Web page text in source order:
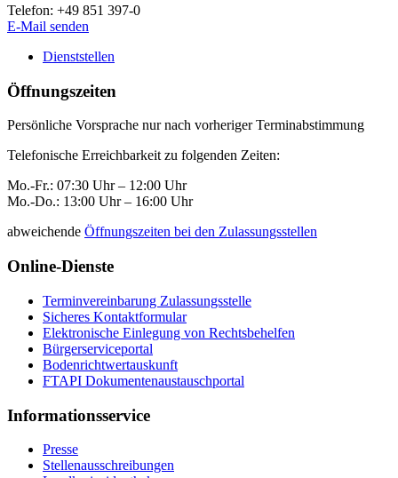
Telefon: +49 851 397-0
E-Mail senden
Dienststellen
Öffnungszeiten
Persönliche Vorsprache nur nach vorheriger Terminabstimmung
Telefonische Erreichbarkeit zu folgenden Zeiten:
Mo.-Fr.: 07:30 Uhr – 12:00 Uhr
Mo.-Do.: 13:00 Uhr – 16:00 Uhr
abweichende Öffnungszeiten bei den Zulassungsstellen
Online-Dienste
Terminvereinbarung Zulassungsstelle
Sicheres Kontaktformular
Elektronische Einlegung von Rechtsbehelfen
Bürgerserviceportal
Bodenrichtwertauskunft
FTAPI Dokumentenaustauschportal
Informationsservice
Presse
Stellenausschreibungen